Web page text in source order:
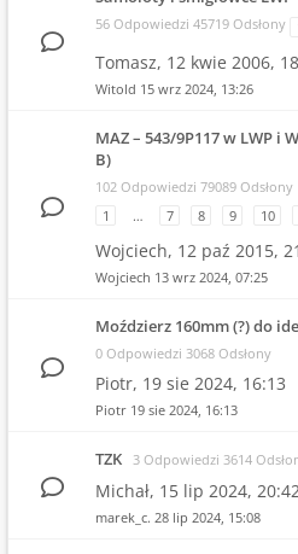
56 Odpowiedzi 45719 Odsłony
Tomasz, 12 kwie 2006,
Witold 15 wrz 2024, 13:26
MAZ – 543/9P117 w LWP i
B)
102 Odpowiedzi 79089 Odsłony
1
… 7 8 9 10
Wojciech, 12 paź 2015,
Wojciech 13 wrz 2024, 07:25
Moździerz 160mm (?) do
0 Odpowiedzi 3068 Odsłony
Piotr, 19 sie 2024, 16:13
Piotr 19 sie 2024, 16:13
TZK 3 Odpowiedzi 3614
Michał, 15 lip 2024,
marek_c. 28 lip 2024, 15:08